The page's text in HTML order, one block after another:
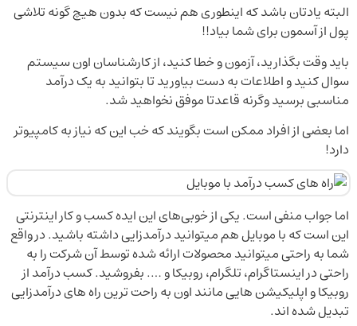
البته یادتان باشد که اینطوری هم نیست که بدون هیچ گونه تلاشی
پول از آسمون برای شما بیاد!!
باید وقت بگذارید، آزمون و خطا کنید، از کارشناسان اون سیستم
سوال کنید و اطلاعات به دست بیاورید تا بتوانید به یک درآمد
مناسبی برسید وگرنه قاعدتا موفق نخواهید شد.
اما بعضی از افراد ممکن است بگویند که خب این که نیاز به کامپیوتر
دارد!
اما جواب منفی است. یکی از خوبی‌های این ایده کسب و کار اینترنتی
این است که با موبایل هم میتوانید درآمدزایی داشته باشید. در واقع
شما به راحتی میتوانید محصولات ارائه شده توسط آن شرکت را به
راحتی در اینستاگرام، تلگرام، روبیکا و …. بفروشید. کسب درآمد از
روبیکا و اپلیکیشن هایی مانند اون به راحت ترین راه های درآمدزایی
تبدیل شده اند.